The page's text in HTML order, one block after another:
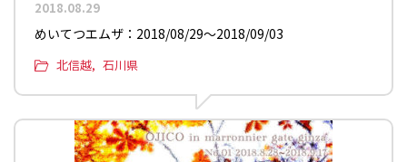
2018.08.29
めいてつエムザ：2018/08/29〜2018/09/03
北信越 石川県